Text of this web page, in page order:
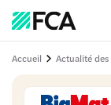
Accueil Actualité